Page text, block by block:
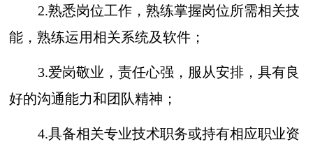
2.熟悉岗位工作，熟练掌握岗位所需相关技
能，熟练运用相关系统及软件；
3.爱岗敬业，责任心强，服从安排，具有良
好的沟通能力和团队精神；
4.具备相关专业技术职务或持有相应职业资